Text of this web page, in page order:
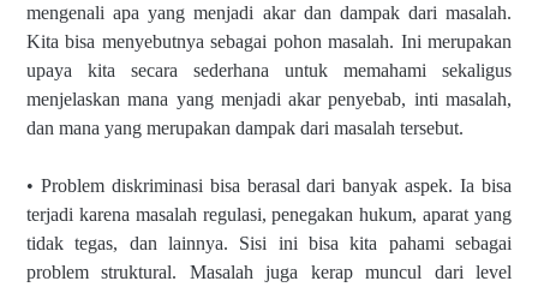
mengenali apa yang menjadi akar dan dampak dari masalah.
Kita bisa menyebutnya sebagai pohon masalah. Ini merupakan
upaya kita secara sederhana untuk memahami sekaligus
menjelaskan mana yang menjadi akar penyebab, inti masalah,
dan mana yang merupakan dampak dari masalah tersebut.
• Problem diskriminasi bisa berasal dari banyak aspek. Ia bisa
terjadi karena masalah regulasi, penegakan hukum, aparat yang
tidak tegas, dan lainnya. Sisi ini bisa kita pahami sebagai
problem struktural. Masalah juga kerap muncul dari level